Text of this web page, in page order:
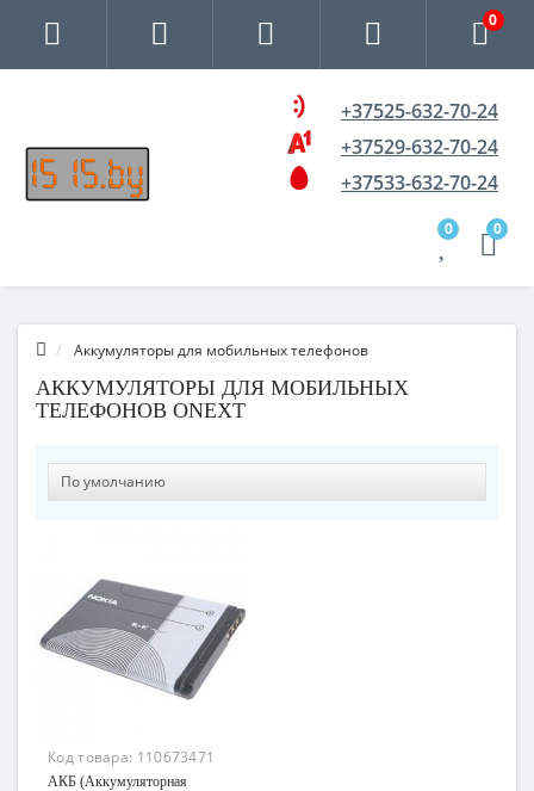
0
+37525-632-70-24
+37529-632-70-24
+37533-632-70-24
0 0
Аккумуляторы для мобильных телефонов
АККУМУЛЯТОРЫ ДЛЯ МОБИЛЬНЫХ
ТЕЛЕФОНОВ ONEXT
Код товара: 110673471
АКБ (Аккумуляторная